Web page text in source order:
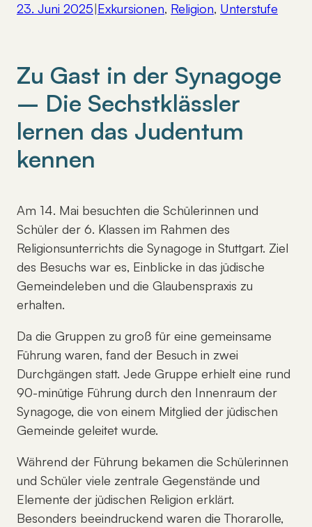
23. Juni 2025|Exkursionen, Religion, Unterstufe
Zu Gast in der Synagoge
– Die Sechstklässler
lernen das Judentum
kennen
Am 14. Mai besuchten die Schülerinnen und
Schüler der 6. Klassen im Rahmen des
Religionsunterrichts die Synagoge in Stuttgart. Ziel
des Besuchs war es, Einblicke in das jüdische
Gemeindeleben und die Glaubenspraxis zu
erhalten.
Da die Gruppen zu groß für eine gemeinsame
Führung waren, fand der Besuch in zwei
Durchgängen statt. Jede Gruppe erhielt eine rund
90-minütige Führung durch den Innenraum der
Synagoge, die von einem Mitglied der jüdischen
Gemeinde geleitet wurde.
Während der Führung bekamen die Schülerinnen
und Schüler viele zentrale Gegenstände und
Elemente der jüdischen Religion erklärt.
Besonders beeindruckend waren die Thorarolle,